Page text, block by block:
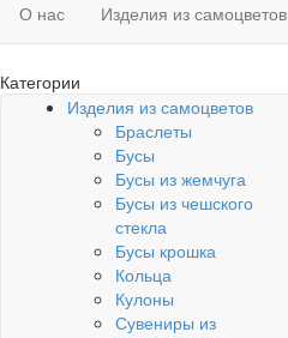
О нас
Изделия из самоцветов
Категории
Изделия из самоцветов
Браслеты
Бусы
Бусы из жемчуга
Бусы из чешского
стекла
Бусы крошка
Кольца
Кулоны
Сувениры из